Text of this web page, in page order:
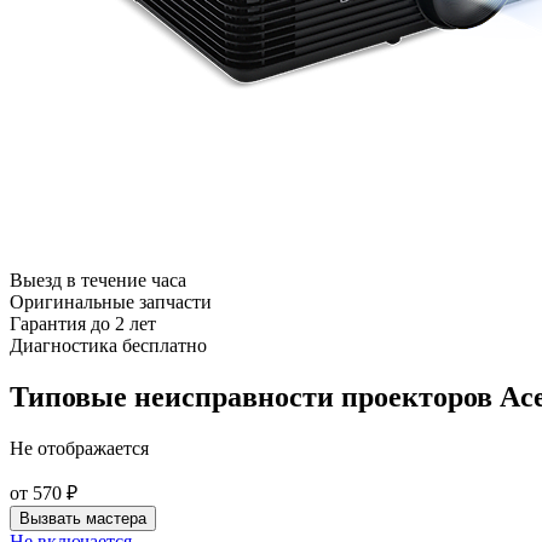
Выезд в течение часа
Оригинальные запчасти
Гарантия до 2 лет
Диагностика бесплатно
Типовые неисправности проекторов
Не отображается
от 570 ₽
Вызвать мастера